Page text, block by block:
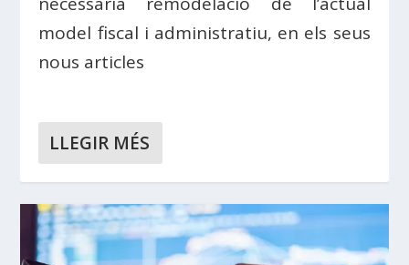
model fiscal i administratiu, en els seus
nous articles
LLEGIR MÉS